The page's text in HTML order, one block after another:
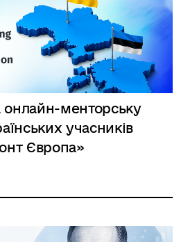
онлайн-менторську
учасників
Європа»